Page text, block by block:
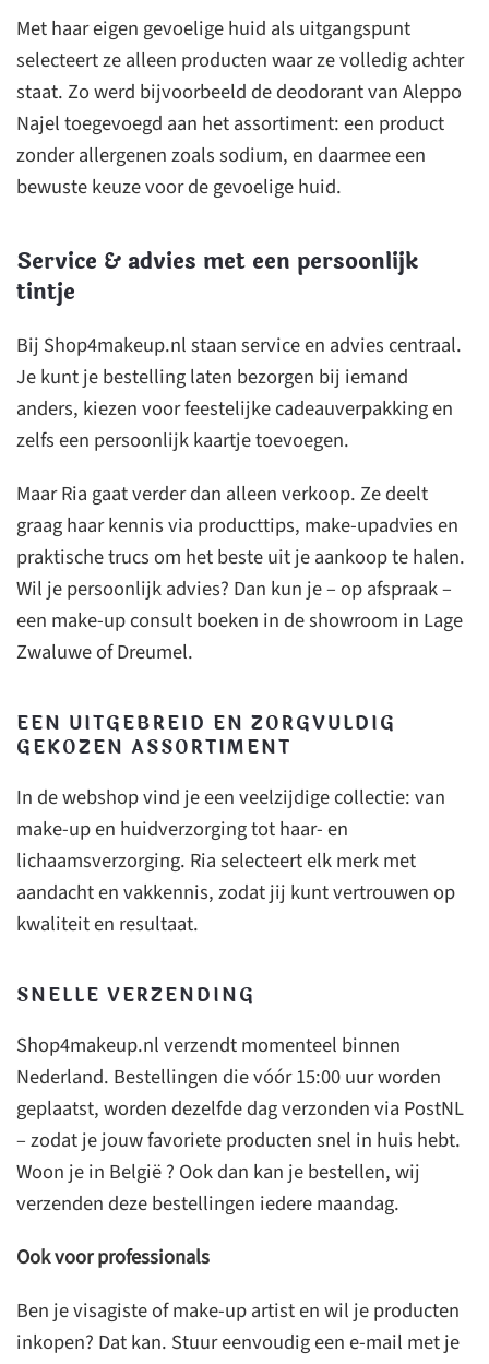
Met haar eigen gevoelige huid als uitgangspunt
selecteert ze alleen producten waar ze volledig achter
staat. Zo werd bijvoorbeeld de deodorant van Aleppo
Najel toegevoegd aan het assortiment: een product
zonder allergenen zoals sodium, en daarmee een
bewuste keuze voor de gevoelige huid.
Service & advies met een persoonlijk
tintje
Bij Shop4makeup.nl staan service en advies centraal.
Je kunt je bestelling laten bezorgen bij iemand
anders, kiezen voor feestelijke cadeauverpakking en
zelfs een persoonlijk kaartje toevoegen.
Maar Ria gaat verder dan alleen verkoop. Ze deelt
graag haar kennis via producttips, make-upadvies en
praktische trucs om het beste uit je aankoop te halen.
Wil je persoonlijk advies? Dan kun je – op afspraak –
een make-up consult boeken in de showroom in Lage
Zwaluwe of Dreumel.
EEN UITGEBREID EN ZORGVULDIG
GEKOZEN ASSORTIMENT
In de webshop vind je een veelzijdige collectie: van
make-up en huidverzorging tot haar- en
lichaamsverzorging. Ria selecteert elk merk met
aandacht en vakkennis, zodat jij kunt vertrouwen op
kwaliteit en resultaat.
SNELLE VERZENDING
Shop4makeup.nl verzendt momenteel binnen
Nederland. Bestellingen die vóór 15:00 uur worden
geplaatst, worden dezelfde dag verzonden via PostNL
– zodat je jouw favoriete producten snel in huis hebt.
Woon je in België ? Ook dan kan je bestellen, wij
verzenden deze bestellingen iedere maandag.
Ook voor professionals
Ben je visagiste of make-up artist en wil je producten
inkopen? Dat kan. Stuur eenvoudig een e-mail met je